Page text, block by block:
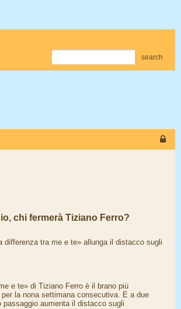
search
chi fermerà Tiziano Ferro?
differenza tra me e te» allunga il distacco sugli
e te» di Tiziano Ferro è il brano più
la nona settimana consecutiva. E a due
passaggio aumenta il distacco sugli